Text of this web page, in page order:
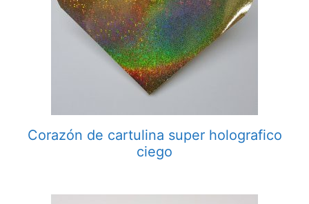
Corazón de cartulina super holografico
ciego